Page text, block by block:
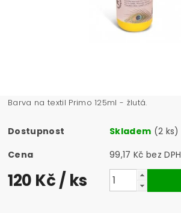
Barva na textil Primo 125ml - žlutá.
Dostupnost Skladem (2 ks)
Cena
99,17 Kč bez DPH
120 Kč/ ks